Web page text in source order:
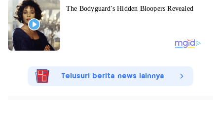
Telusuri berita news lainnya